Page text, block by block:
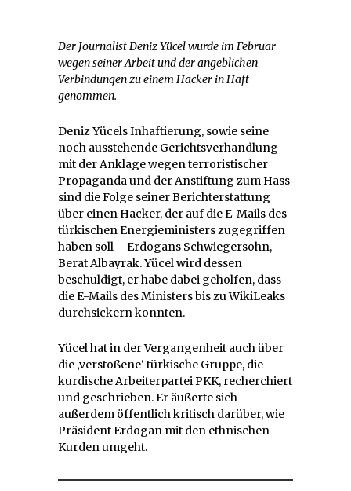
Der Journalist Deniz Yücel wurde im Februar
wegen seiner Arbeit und der angeblichen
Verbindungen zu einem Hacker in Haft
genommen.
Deniz Yücels Inhaftierung, sowie seine
noch ausstehende Gerichtsverhandlung
mit der Anklage wegen terroristischer
Propaganda und der Anstiftung zum Hass
sind die Folge seiner Berichterstattung
über einen Hacker, der auf die E-Mails des
türkischen Energieministers zugegriffen
haben soll – Erdogans Schwiegersohn,
Berat Albayrak. Yücel wird dessen
beschuldigt, er habe dabei geholfen, dass
die E-Mails des Ministers bis zu WikiLeaks
durchsickern konnten.
Yücel hat in der Vergangenheit auch über
die ‚verstoßene‘ türkische Gruppe, die
kurdische Arbeiterpartei PKK, recherchiert
und geschrieben. Er äußerte sich
außerdem öffentlich kritisch darüber, wie
Präsident Erdogan mit den ethnischen
Kurden umgeht.